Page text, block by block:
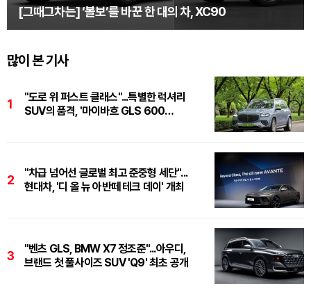
[그때그차는] ‘볼보’를 바꾼 한 대의 차, XC90
많이 본 기사
1
"도로 위 퍼스트 클래스"...특별한 럭셔리
SUV의 품격, '마이바흐 GLS 600
2
"차급 넘어선 글로벌 최고 준중형 세단"...
현대차, '디 올 뉴 아반떼 테크 데이' 개최
3
"벤츠 GLS, BMW X7 정조준"...아우디,
브랜드 첫 풀사이즈 SUV 'Q9' 최초 공개